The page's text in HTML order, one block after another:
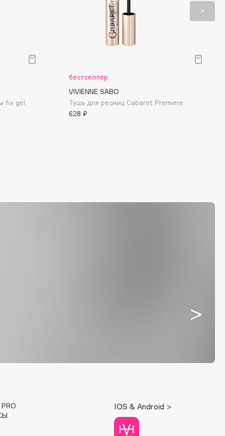
fix gel
бестселлер
VIVIENNE SABO
Тушь для ресниц Cabaret Premiere
628 ₽
PRO
IOS & Android >